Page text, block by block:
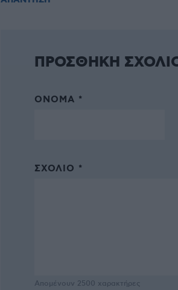
ΠΡΟΣΘΗΚΗ
ΌΝΟΜΑ *
ΣΧΌΛΙΟ *
Απομένουν 2500 χαρακτήρες